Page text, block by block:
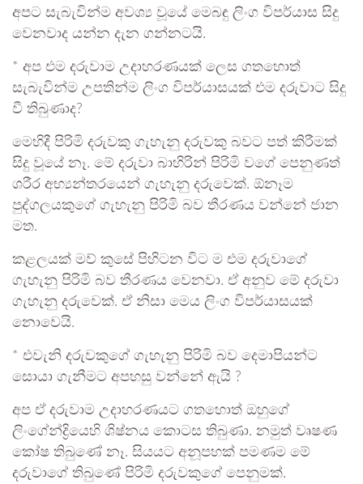
අපට සැබැවින්ම අවශ්‍ය වූයේ මෙබඳු ලිංග විපර්යාස සිදු
වෙනවාද යන්න දැන ගන්නටයි.
* අප එම දරුවාම උදාහරණයක් ලෙස ගතහොත්
සැබැවින්ම උපතින්ම ලිංග විපර්යාසයක් එම දරුවාට සිදු
වී තිබුණාද?
මෙහිදී පිරිමි දරුවකු ගැහැනු දරුවකු බවට පත් කිරීමක්
සිදු වූයේ නෑ. මේ දරුවා බාහිරින් පිරිමි වගේ පෙනුණත්
ශරීර අභ්‍යන්තරයෙන් ගැහැනු දරුවෙක්. ඕනෑම
පුද්ගලයකුගේ ගැහැනු පිරිමි බව තීරණය වන්නේ ජාන
මත.
කළලයක් මව් කුසේ පිහිටන විට ම එම දරුවාගේ
ගැහැනු පිරිමි බව තීරණය වෙනවා. ඒ අනුව මේ දරුවා
ගැහැනු දරුවෙක්. ඒ නිසා මෙය ලිංග විපර්යාසයක්
නොවෙයි.
* එවැනි දරුවකුගේ ගැහැනු පිරිමි බව දෙමාපියන්ට
සොයා ගැනීමට අපහසු වන්නේ ඇයි ?
අප ඒ දරුවාම උදාහරණයට ගතහොත් ඔහුගේ
ලිංගේන්ද්‍රියෙහි ශිෂ්නය කොටස තිබුණා. නමුත් වෘෂණ
කෝෂ තිබුණේ නෑ. සියයට අනූපහක් පමණම මේ
දරුවාගේ තිබුණේ පිරිමි දරුවකුගේ පෙනුමක්.